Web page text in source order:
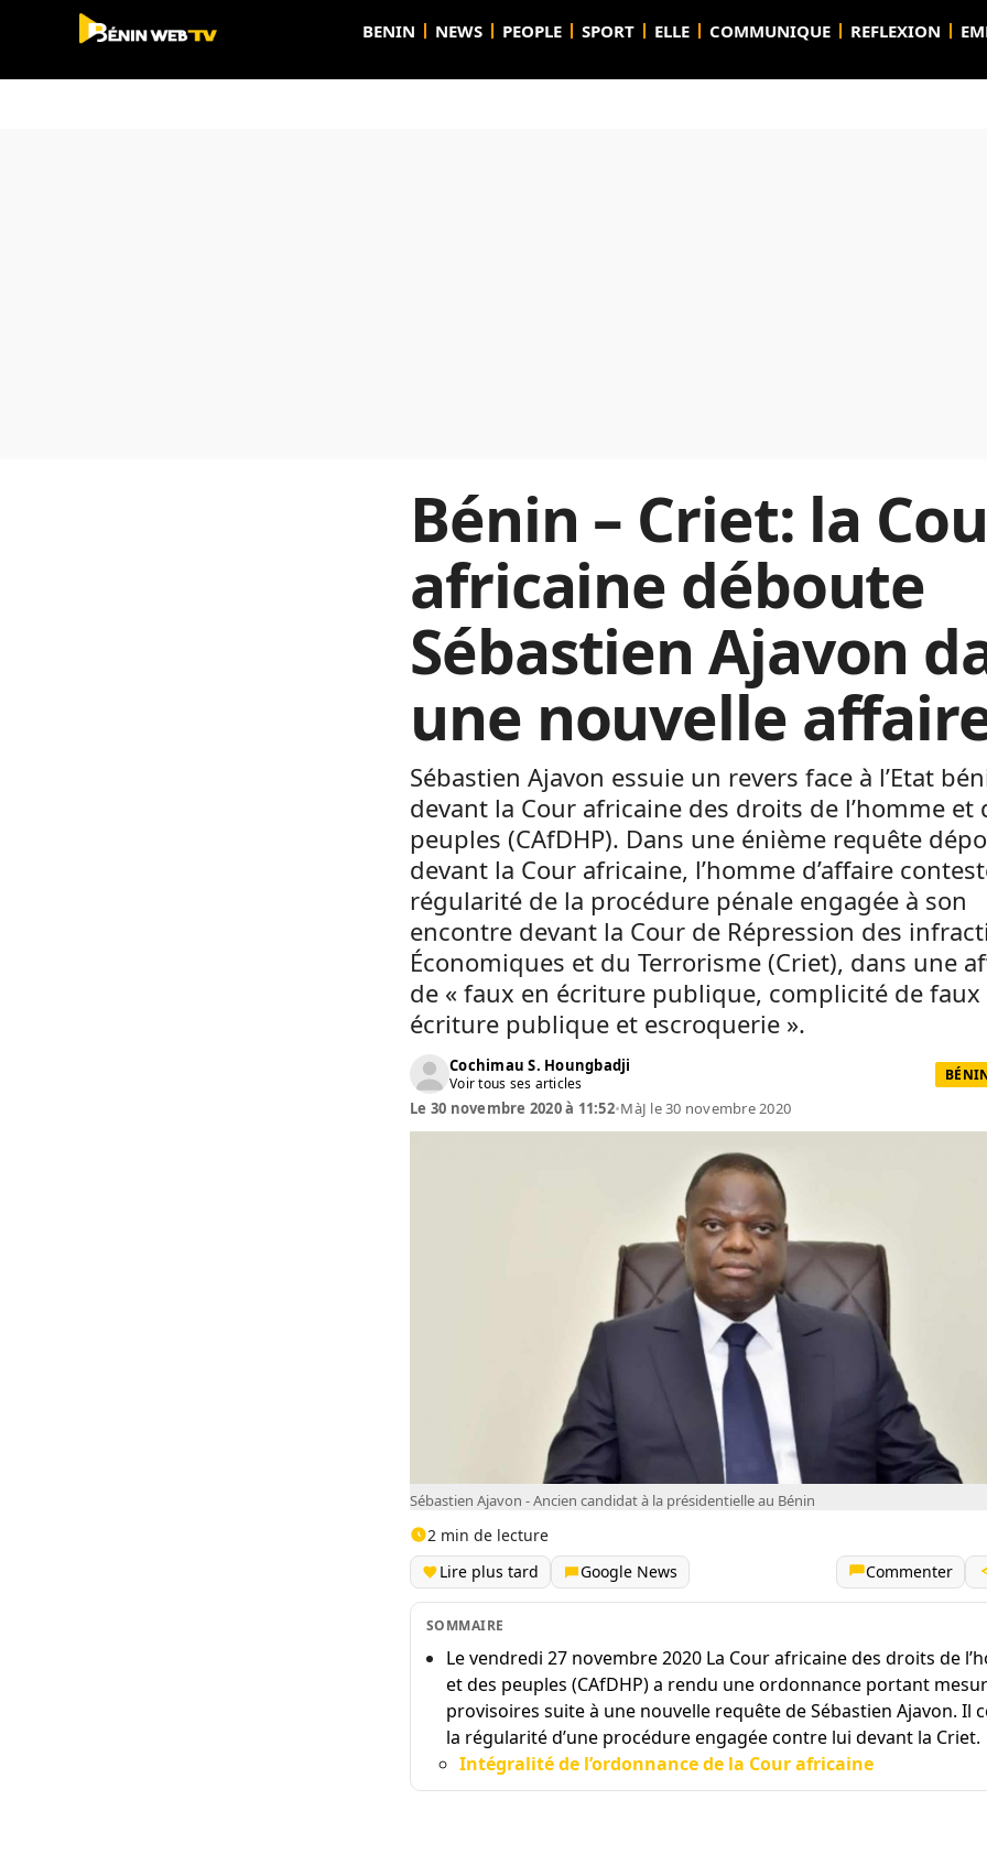
BENIN NEWS PEOPLE SPORT ELLE COMMUNIQUE REFLEXION
Bénin – Criet: la
africaine déboute
Sébastien Ajavon
une nouvelle
Sébastien Ajavon essuie un revers face à l’Etat
devant la Cour africaine des droits de l’homme et
peuples (CAfDHP). Dans une énième requête
devant la Cour africaine, l’homme d’affaire
régularité de la procédure pénale engagée à son
encontre devant la Cour de Répression des
Économiques et du Terrorisme (Criet), dans une
de « faux en écriture publique, complicité de faux
écriture publique et escroquerie ».
Cochimau S. Houngbadji
Voir tous ses articles
Le 30 novembre 2020 à 11:52•MàJ le 30 novembre 2020
Sébastien Ajavon - Ancien candidat à la présidentielle au Bénin
2 min de lecture
Lire plus tard
Google News Commenter
SOMMAIRE
Le vendredi 27 novembre 2020 La Cour africaine des droits de
et des peuples (CAfDHP) a rendu une ordonnance portant
provisoires suite à une nouvelle requête de Sébastien Ajavon. Il
la régularité d’une procédure engagée contre lui devant la Criet.
Intégralité de l’ordonnance de la Cour africaine